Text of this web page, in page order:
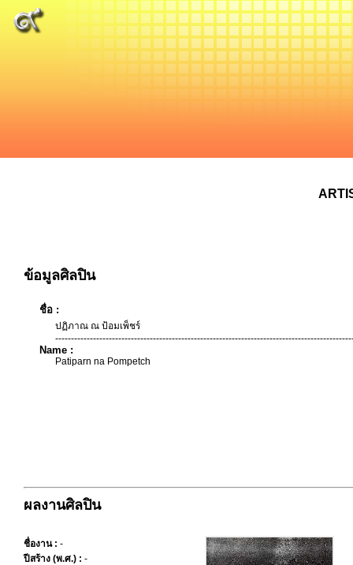
ข้อมูลศิลปิน
ชื่อ :
ปฏิภาณ ณ ป้อมเพ็ชร์
Name :
Patiparn na Pompetch
ผลงานศิลปิน
ชื่องาน : -
ปีสร้าง (พ.ศ.) : -